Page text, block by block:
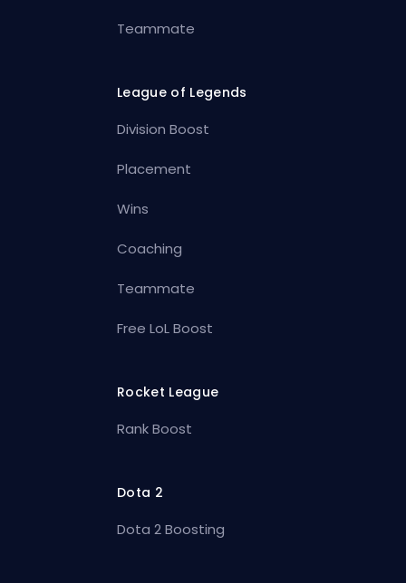
Teammate
League of Legends
Division Boost
Placement
Wins
Coaching
Teammate
Free LoL Boost
Rocket League
Rank Boost
Dota 2
Dota 2 Boosting